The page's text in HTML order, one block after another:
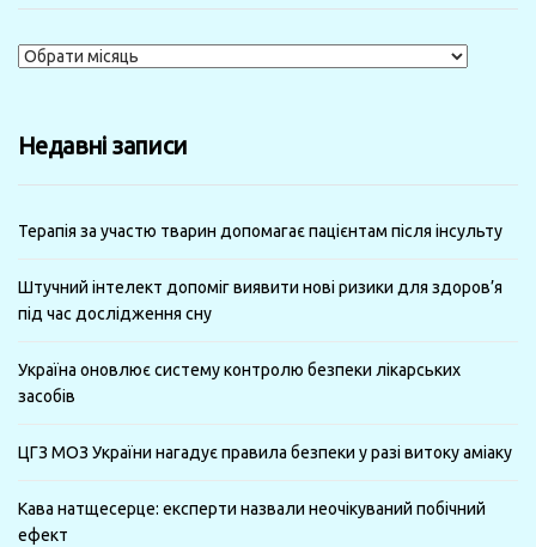
Журнали
місяці
Недавні записи
Терапія за участю тварин допомагає пацієнтам після інсульту
Штучний інтелект допоміг виявити нові ризики для здоров’я
під час дослідження сну
Україна оновлює систему контролю безпеки лікарських
засобів
ЦГЗ МОЗ України нагадує правила безпеки у разі витоку аміаку
Кава натщесерце: експерти назвали неочікуваний побічний
ефект